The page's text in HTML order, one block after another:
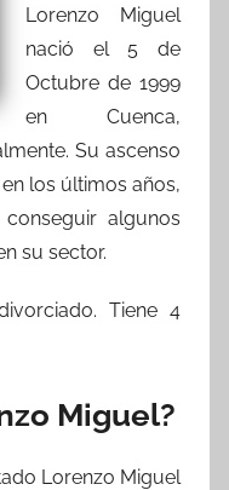
Lorenzo Miguel
nació el 5 de
Octubre de 1999
en Cuenca,
Su ascenso
los últimos años,
algunos
su sector.
Tiene 4
Miguel?
Lorenzo Miguel